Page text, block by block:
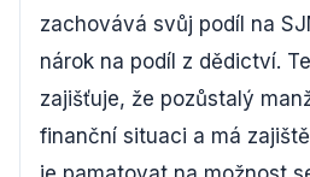
zachovává svůj podíl na
nárok na podíl z dědictví.
zajišťuje, že pozůstalý
finanční situaci a má